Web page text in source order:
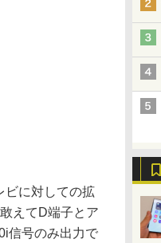
ビに対しての拡
えてD端子とア
信号のみ出力で